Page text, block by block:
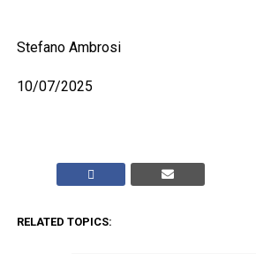
Stefano Ambrosi
10/07/2025
RELATED TOPICS: